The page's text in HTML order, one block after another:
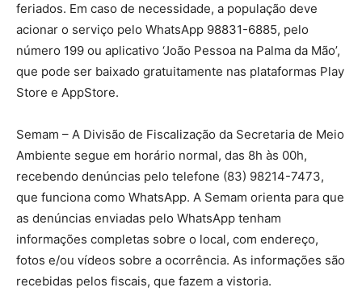
feriados. Em caso de necessidade, a população deve
acionar o serviço pelo WhatsApp 98831-6885, pelo
número 199 ou aplicativo ‘João Pessoa na Palma da Mão’,
que pode ser baixado gratuitamente nas plataformas Play
Store e AppStore.
Semam – A Divisão de Fiscalização da Secretaria de Meio
Ambiente segue em horário normal, das 8h às 00h,
recebendo denúncias pelo telefone (83) 98214-7473,
que funciona como WhatsApp. A Semam orienta para que
as denúncias enviadas pelo WhatsApp tenham
informações completas sobre o local, com endereço,
fotos e/ou vídeos sobre a ocorrência. As informações são
recebidas pelos fiscais, que fazem a vistoria.